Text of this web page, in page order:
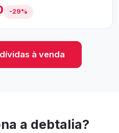
-29%
à venda
a debtalia?